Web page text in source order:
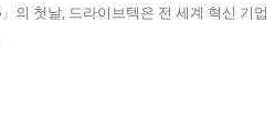
의 첫날, 드라이브텍은 전 세계 혁신 기업